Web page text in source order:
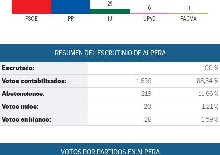
PSOE PP IU UPyD PACMA
29
6 3
RESUMEN DEL ESCRUTINIO DE ALPERA
Escrutado: 100 %
Votos contabilizados: 1.659 88,34 %
Abstenciones: 219 11,66 %
Votos nulos: 20 1,21 %
Votos en blanco: 26 1,59 %
VOTOS POR PARTIDOS EN ALPERA